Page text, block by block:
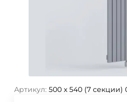
Артикул: 500 х 540 (7 секции)